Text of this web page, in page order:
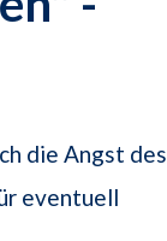
die Angst des
eventuell